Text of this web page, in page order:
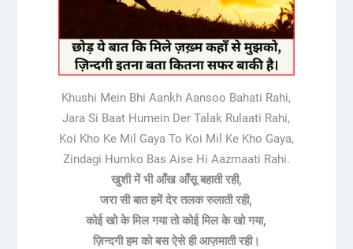
Khushi Mein Bhi Aankh Aansoo Bahati Rahi,
Jara Si Baat Humein Der Talak Rulaati Rahi,
Koi Kho Ke Mil Gaya To Koi Mil Ke Kho Gaya,
Zindagi Humko Bas Aise Hi Aazmaati Rahi.
खुशी में भी आँख आँसू बहाती रही,
जरा सी बात हमें देर तलक रुलाती रही,
कोई खो के मिल गया तो कोई मिल के खो गया,
ज़िन्दगी हम को बस ऐसे ही आज़माती रही।